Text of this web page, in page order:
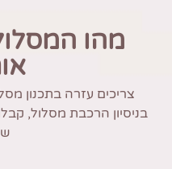
מהו
צריכים עזרה בתכנון
בניסיון הרכבת מסלול,